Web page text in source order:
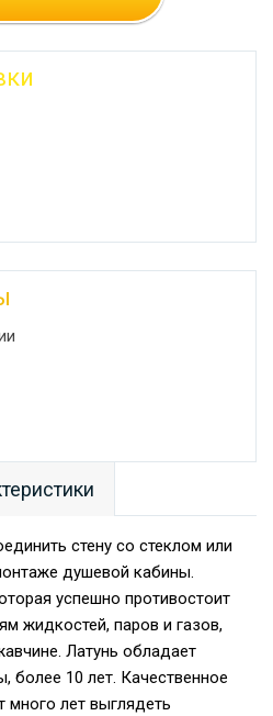
стену со стеклом или
душевой кабины.
успешно противостоит
жидкостей, паров и газов,
Латунь обладает
10 лет. Качественное
много лет выглядеть